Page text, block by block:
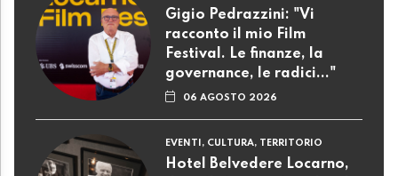
Gigio Pedrazzini: "Vi
racconto il mio Film
Festival. Le finanze, la
governance, le radici..."
06 AGOSTO 2026
EVENTI, CULTURA, TERRITORIO
Hotel Belvedere Locarno,